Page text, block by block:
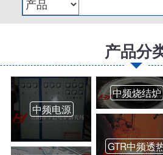
产品分
中频电源
中频烧结炉
GTR中频透